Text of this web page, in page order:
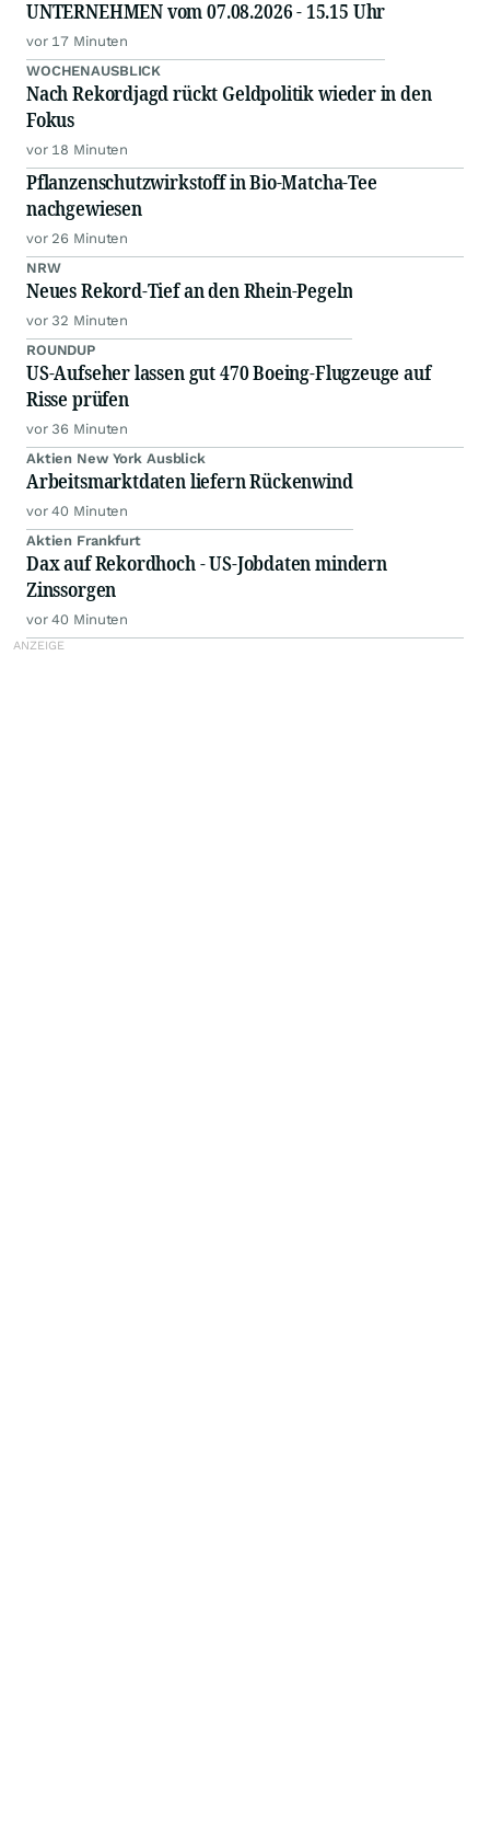
UNTERNEHMEN vom 07.08.2026 - 15.15 Uhr
vor 17 Minuten
WOCHENAUSBLICK
Nach Rekordjagd rückt Geldpolitik wieder in den
Fokus
vor 18 Minuten
Pflanzenschutzwirkstoff in Bio-Matcha-Tee
nachgewiesen
vor 26 Minuten
NRW
Neues Rekord-Tief an den Rhein-Pegeln
vor 32 Minuten
ROUNDUP
US-Aufseher lassen gut 470 Boeing-Flugzeuge auf
Risse prüfen
vor 36 Minuten
Aktien New York Ausblick
Arbeitsmarktdaten liefern Rückenwind
vor 40 Minuten
Aktien Frankfurt
Dax auf Rekordhoch - US-Jobdaten mindern
Zinssorgen
vor 40 Minuten